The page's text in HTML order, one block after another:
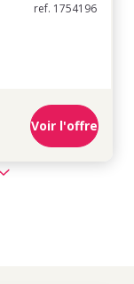
ref. 1754196
Voir l'offre